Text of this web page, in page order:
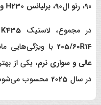
90، رنو ال90، برلیانس H230 و کیا ریو
در مجموع، لاستیک
205/60R14با ویژگی‌هایی
عالی و سواری نرم، یکی از
در سال 2025محسوب